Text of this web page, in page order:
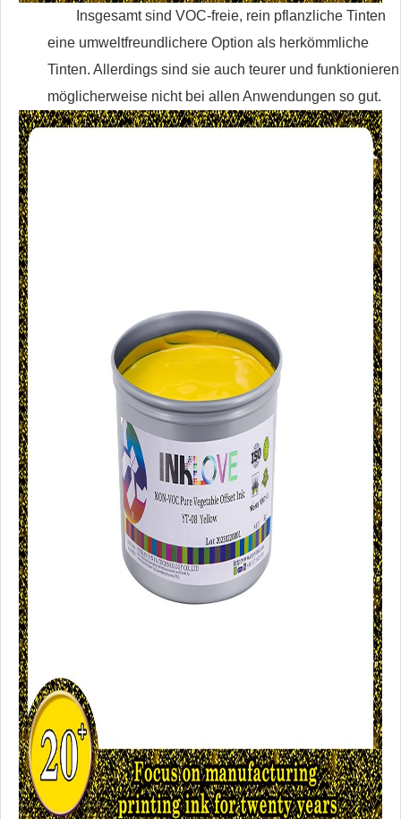
Insgesamt sind VOC-freie, rein pflanzliche Tinten
eine umweltfreundlichere Option als herkömmliche
Tinten. Allerdings sind sie auch teurer und funktionieren
möglicherweise nicht bei allen Anwendungen so gut.